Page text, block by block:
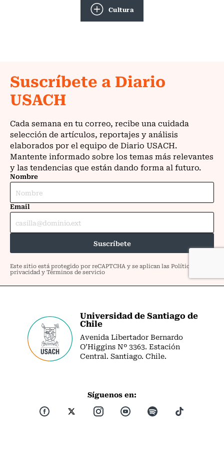
Cultura
Universidad de Santiago de
Chile
Avenida Libertador Bernardo
O’Higgins Nº 3363. Estación
Central. Santiago. Chile.
Síguenos en: